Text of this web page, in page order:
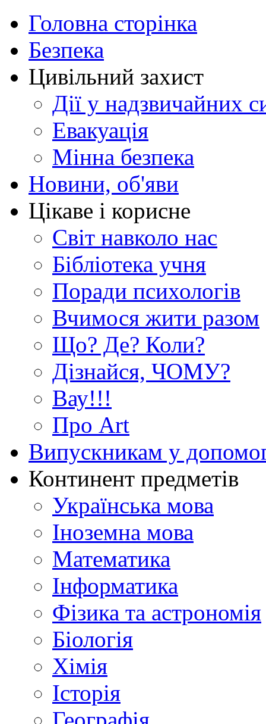
Головна сторінка
Безпека
Цивільний захист
Дії у надзвичайних
Евакуація
Мінна безпека
Новини, об'яви
Цікаве і корисне
Світ навколо нас
Бібліотека учня
Поради психологів
Вчимося жити разом
Що? Де? Коли?
Дізнайся, ЧОМУ?
Вау!!!
Про Art
Випускникам у
Континент предметів
Українська мова
Іноземна мова
Математика
Інформатика
Фізика та астрономія
Біологія
Хімія
Історія